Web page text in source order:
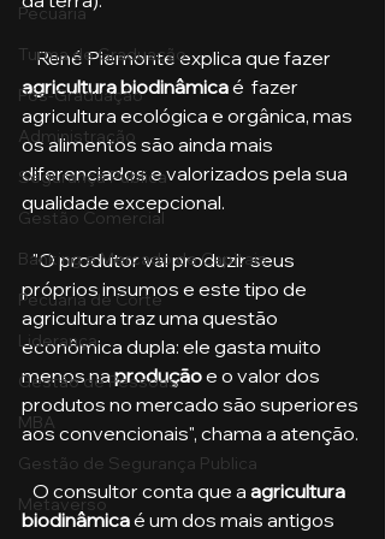
Pecuária
Turma de Graduação
Pós-Graduação
Administração
Segurança Publica
Gestão Comercial
Banking e Mercado de Capitais
Pecuária de Corte
Liderança
Gestão de Pessoas
MBA
Gestão de Segurança Publica
Metaverso
    René Piemonte explica que fazer
agricultura biodinâmica é  fazer
agricultura ecológica e orgânica, mas
os alimentos são ainda mais
diferenciados e valorizados pela sua
qualidade excepcional.
   "O produtor vai produzir seus
próprios insumos e este tipo de
agricultura traz uma questão
econômica dupla: ele gasta muito
menos na produção e o valor dos
produtos no mercado são superiores
aos convencionais", chama a atenção.
   O consultor conta que a
agricultura
biodinâmica é um dos mais antigos